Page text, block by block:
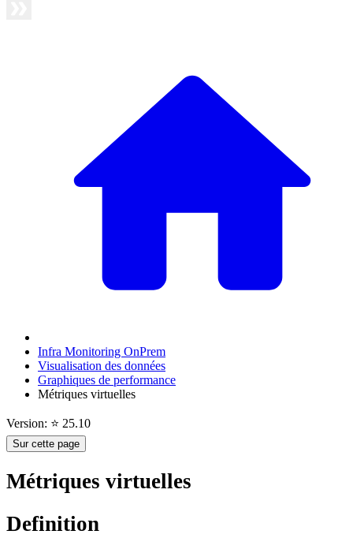
Infra Monitoring OnPrem
Visualisation des données
Graphiques de performance
Métriques virtuelles
Version: ⭐ 25.10
Sur cette page
Métriques virtuelles
Definition